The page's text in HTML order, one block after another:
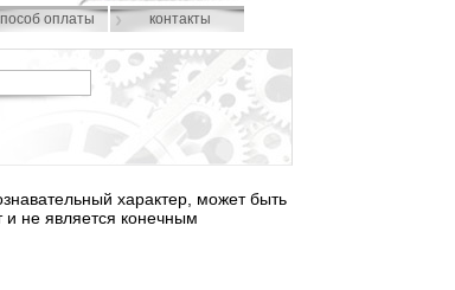
оплаты контакты
характер, может быть
не является конечным